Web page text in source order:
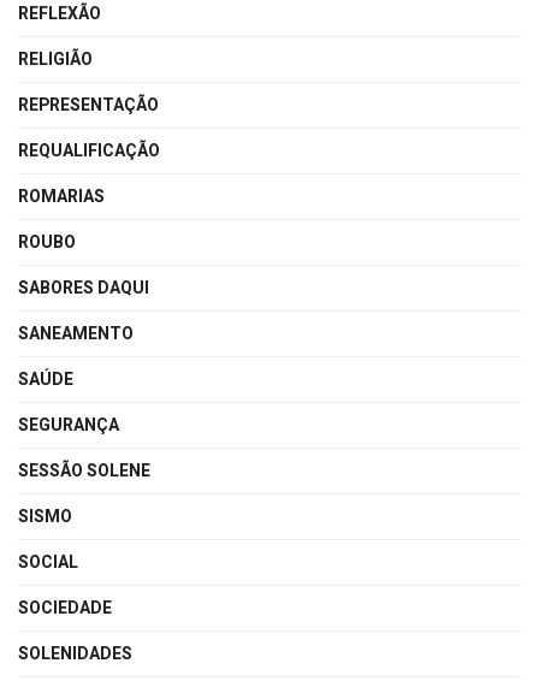
REFLEXÃO
RELIGIÃO
REPRESENTAÇÃO
REQUALIFICAÇÃO
ROMARIAS
ROUBO
SABORES DAQUI
SANEAMENTO
SAÚDE
SEGURANÇA
SESSÃO SOLENE
SISMO
SOCIAL
SOCIEDADE
SOLENIDADES